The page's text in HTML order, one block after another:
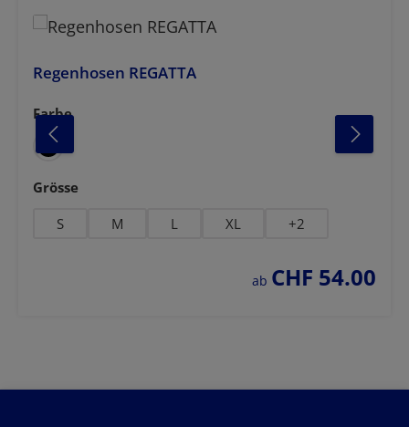
Regenhosen REGATTA
Farbe
auswählen
Grösse
S M L XL +2
regulärer preis:
ab CHF 54.00
dunkelblauolivgrün